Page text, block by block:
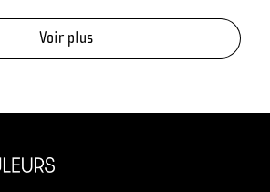
Voir plus